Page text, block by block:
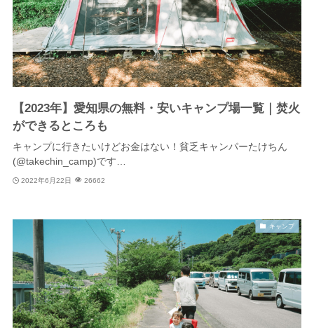
【2023年】愛知県の無料・安いキャンプ場一覧｜焚火
ができるところも
キャンプに行きたいけどお金はない！貧乏キャンパーたけちん
(@takechin_camp)です…
2022年6月22日 26662
キャンプ